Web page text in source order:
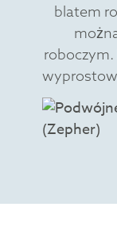
blatem
roboczym.